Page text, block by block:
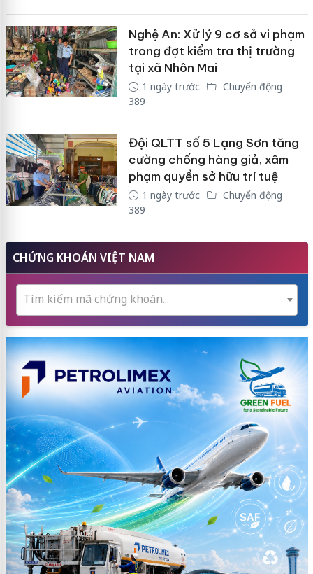
Nghệ An: Xử lý 9 cơ sở vi phạm
trong đợt kiểm tra thị trường
tại xã Nhôn Mai
1 ngày trước
Chuyển động
389
Đội QLTT số 5 Lạng Sơn tăng
cường chống hàng giả, xâm
phạm quyền sở hữu trí tuệ
1 ngày trước
Chuyển động
389
CHỨNG KHOÁN VIỆT NAM
Tìm kiếm mã chứng khoán...